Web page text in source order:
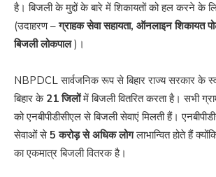
है। बिजली के मुद्दों के बारे में शिकायतों को हल करने के
(उदाहरण –ग्राहक सेवा सहायता, ऑनलाइन शिकायत
बिजली लोकपाल)।
NBPDCL सार्वजनिक रूप से बिहार राज्य सरकार के
बिहार के 21 जिलोंमें बिजली वितरित करता है। सभी
को एनबीपीडीसीएल से बिजली सेवाएं मिलती हैं।
सेवाओं से5 करोड़ से अधिक लोगलाभान्वित होते हैं
का एकमात्र बिजली वितरक है।